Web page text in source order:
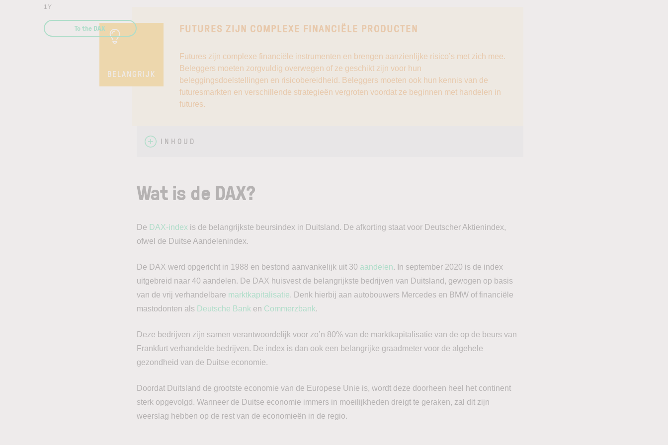
1Y
To the DAX
BELANGRIJK
FUTURES ZIJN COMPLEXE FINANCIËLE PRODUCTEN
Futures zijn complexe financiële instrumenten en brengen aanzienlijke risico’s met zich mee.
Beleggers moeten zorgvuldig overwegen of ze geschikt zijn voor hun
beleggingsdoelstellingen en risicobereidheid. Beleggers moeten ook hun kennis van de
futuresmarkten en verschillende strategieën vergroten voordat ze beginnen met handelen in
futures.
INHOUD
Wat is de DAX?
De DAX-index is de belangrijkste beursindex in Duitsland. De afkorting staat voor Deutscher Aktienindex,
ofwel de Duitse Aandelenindex.
De DAX werd opgericht in 1988 en bestond aanvankelijk uit 30 aandelen. In september 2020 is de index
uitgebreid naar 40 aandelen. De DAX huisvest de belangrijkste bedrijven van Duitsland, gewogen op basis
van de vrij verhandelbare marktkapitalisatie. Denk hierbij aan autobouwers Mercedes en BMW of financiële
mastodonten als Deutsche Banken Commerzbank.
Deze bedrijven zijn samen verantwoordelijk voor zo’n 80% van de marktkapitalisatie van de op de beurs van
Frankfurt verhandelde bedrijven. De index is dan ook een belangrijke graadmeter voor de algehele
gezondheid van de Duitse economie.
Doordat Duitsland de grootste economie van de Europese Unie is, wordt deze doorheen heel het continent
sterk opgevolgd. Wanneer de Duitse economie immers in moeilijkheden dreigt te geraken, zal dit zijn
weerslag hebben op de rest van de economieën in de regio.